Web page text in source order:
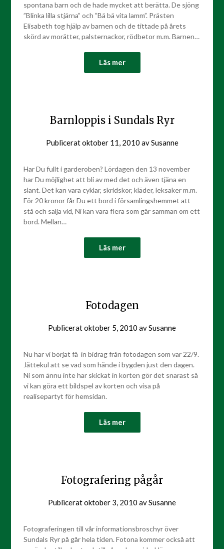
spontana barn och de hade mycket att berätta. De sjöng
”Blinka lilla stjärna” och ”Bä bä vita lamm”. Prästen
Elisabeth tog hjälp av barnen och de tittade på årets
skörd av morätter, palsternackor, rödbetor m.m. Barnen…
Läs mer
Barnloppis i Sundals Ryr
Publiceratoktober 11, 2010 avSusanne
Har Du fullt i garderoben? Lördagen den 13 november
har Du möjlighet att bli av med det och även tjäna en
slant. Det kan vara cyklar, skridskor, kläder, leksaker m.m.
För 20 kronor får Du ett bord i församlingshemmet att
stå och sälja vid, Ni kan vara flera som går samman om ett
bord. Mellan…
Läs mer
Fotodagen
Publiceratoktober 5, 2010 avSusanne
Nu har vi börjat få in bidrag från fotodagen som var 22/9.
Jättekul att se vad som hände i bygden just den dagen.
Ni som ännu inte har skickat in korten gör det snarast så
vi kan göra ett bildspel av korten och visa på
realisepartyt för hemsidan.
Läs mer
Fotografering pågår
Publiceratoktober 3, 2010 avSusanne
Fotograferingen till vår informationsbroschyr över
Sundals Ryr på går hela tiden. Fotona kommer också att